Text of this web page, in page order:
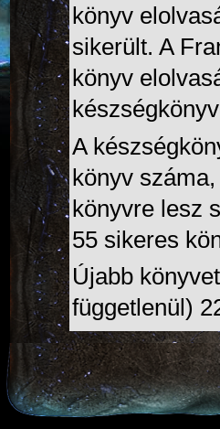
könyv
sikerült. A
könyv
A
könyv
könyvre lesz
55 sikeres
Újabb
függetlenül)